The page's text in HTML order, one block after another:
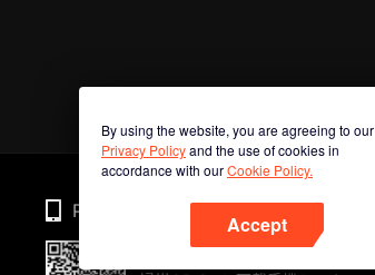
By using the website, you are agreeing to our
Privacy Policyand the use of cookies in
accordance with ourCookie Policy.
Accept
Phone